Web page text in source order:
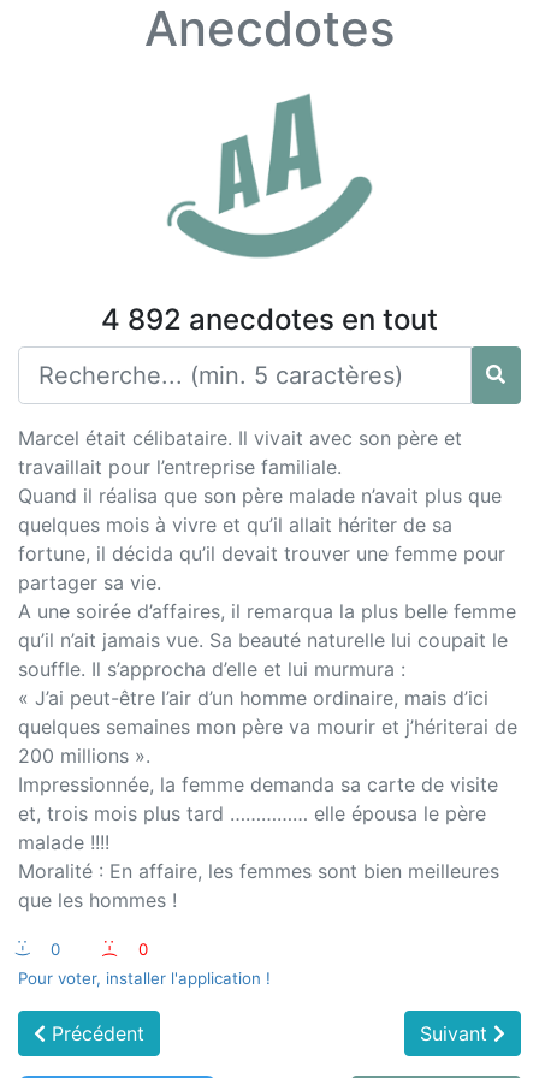
Anecdotes
4 892 anecdotes en tout
Marcel était célibataire. Il vivait avec son père et
travaillait pour l’entreprise familiale.
Quand il réalisa que son père malade n’avait plus que
quelques mois à vivre et qu’il allait hériter de sa
fortune, il décida qu’il devait trouver une femme pour
partager sa vie.
A une soirée d’affaires, il remarqua la plus belle femme
qu’il n’ait jamais vue. Sa beauté naturelle lui coupait le
souffle. Il s’approcha d’elle et lui murmura :
« J’ai peut-être l’air d’un homme ordinaire, mais d’ici
quelques semaines mon père va mourir et j’hériterai de
200 millions ».
Impressionnée, la femme demanda sa carte de visite
et, trois mois plus tard …………… elle épousa le père
malade !!!!
Moralité : En affaire, les femmes sont bien meilleures
que les hommes !
:-) 0 :-(
0
Pour voter, installer l'application !
Précédent Suivant